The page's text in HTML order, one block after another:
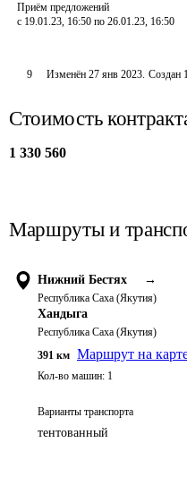
Приём предложений
с 19.01.23, 16:50 по 26.01.23, 16:50
9 Изменён 27 янв 2023. Создан
Стоимость
1 330 560
Маршруты и
Нижний Бестях →
Республика Саха (Якутия)
Хандыга
Республика Саха (Якутия)
391 км Маршрут на
Кол-во машин: 1
Варианты транспорта
тентованный